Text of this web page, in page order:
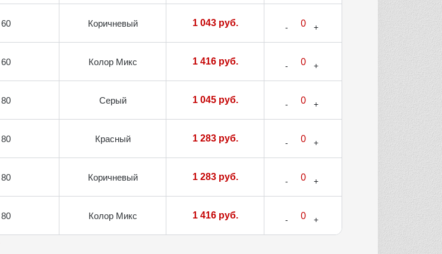
60 Коричневый 1 043 руб.
60 Колор Микс 1 416 руб.
80 Серый 1 045 руб.
80 Красный 1 283 руб.
80 Коричневый 1 283 руб.
80 Колор Микс 1 416 руб.